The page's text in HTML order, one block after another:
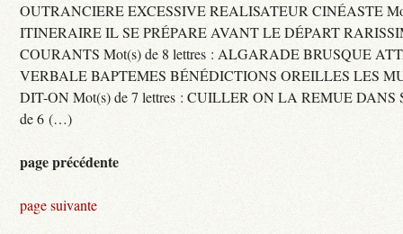
OUTRANCIERE EXCESSIVE REALISATEUR CINÉASTE
ITINERAIRE IL SE PRÉPARE AVANT LE DÉPART
COURANTS Mot(s) de 8 lettres : ALGARADE BRUSQUE
VERBALE BAPTEMES BÉNÉDICTIONS OREILLES LES
DIT-ON Mot(s) de 7 lettres : CUILLER ON LA REMUE DANS
de 6 (…)
page précédente
page suivante